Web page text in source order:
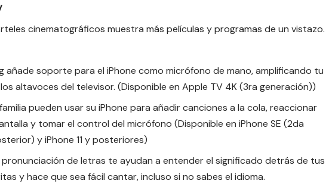
cinematográficos muestra más películas y programas de un vistazo.
añade soporte para el iPhone como micrófono de mano, amplificando tu
altavoces del televisor. (Disponible en Apple TV 4K (3ra generación))
pueden usar su iPhone para añadir canciones a la cola, reaccionar
y tomar el control del micrófono (Disponible en iPhone SE (2da
y iPhone 11 y posteriores)
de letras te ayudan a entender el significado detrás de tus
y hace que sea fácil cantar, incluso si no sabes el idioma.